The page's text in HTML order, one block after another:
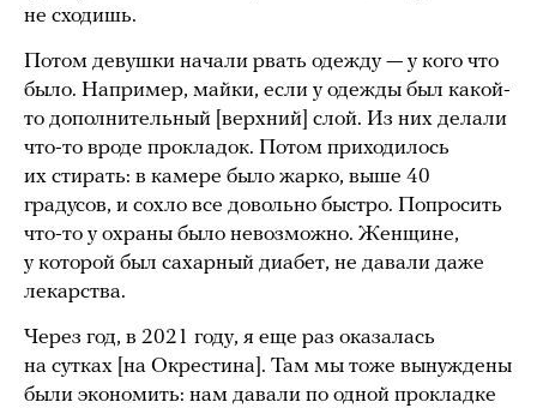
не сходишь.
Потом девушки начали рвать одежду — у кого что
было. Например, майки, если у одежды был какой-
то дополнительный [верхний] слой. Из них делали
что-то вроде прокладок. Потом приходилось
их стирать: в камере было жарко, выше 40
градусов, и сохло все довольно быстро. Попросить
что-то у охраны было невозможно. Женщине,
у которой был сахарный диабет, не давали даже
лекарства.
Через год, в 2021 году, я еще раз оказалась
на сутках [на Окрестина]. Там мы тоже вынуждены
были экономить: нам давали по одной прокладке